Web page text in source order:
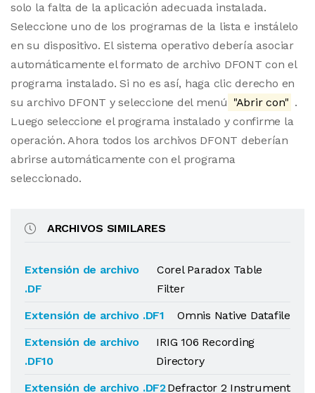
solo la falta de la aplicación adecuada instalada.
Seleccione uno de los programas de la lista e instálelo
en su dispositivo. El sistema operativo debería asociar
automáticamente el formato de archivo DFONT con el
programa instalado. Si no es así, haga clic derecho en
su archivo DFONT y seleccione del menú "Abrir con" .
Luego seleccione el programa instalado y confirme la
operación. Ahora todos los archivos DFONT deberían
abrirse automáticamente con el programa
seleccionado.
ARCHIVOS SIMILARES
Extensión de archivo
.DF
Corel Paradox Table
Filter
Extensión de archivo .DF1
Omnis Native Datafile
Extensión de archivo
.DF10
IRIG 106 Recording
Directory
Extensión de archivo .DF2Defractor 2 Instrument